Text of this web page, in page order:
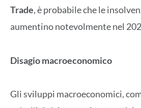
Trade, è probabile che le
aumentino notevolmente nel
Disagio macroeconomico
Gli sviluppi macroeconomici,